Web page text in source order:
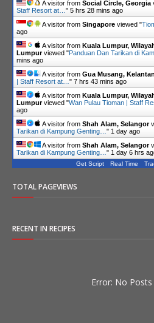
A visitor from Social Circle, Georgia
Staff Resort at… " 5 hrs 28 mins ago
A visitor from Singapore viewed "
ago
A visitor from Kuala Lumpur,
Lumpurviewed "Panduan Dan Tarikan di
mins ago
A visitor from Gua Musang, Kelantan
| Staff Resort at… " 7 hrs 43 mins ago
A visitor from Kuala Lumpur,
Lumpurviewed "Wan Pulau Tioman | Staff
ago
A visitor from Shah Alam, Selangor
Tarikan di Kampung Genting… " 1 day ago
A visitor from Shah Alam, Selangor
Tarikan di Kampung Genting… " 1 day 6 hrs
Get Script Real Time
TOTAL PAGEVIEWS
RECENT IN RECIPES
Error: No